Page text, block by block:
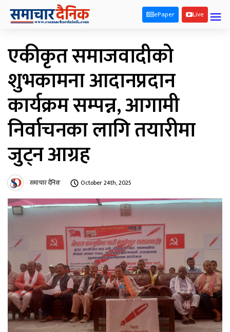
ePaper Live
एकीकृत समाजवादीको
शुभकामना आदानप्रदान
कार्यक्रम सम्पन्न, आगामी
निर्वाचनका लागि तयारीमा
जुट्न आग्रह
समाचार दैनिक October 24th, 2025